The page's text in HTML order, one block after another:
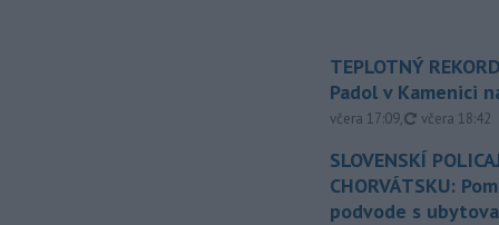
TEPLOTNÝ
Padol v Kamenici
včera 17:09, aktualizované
včera 18:42
SLOVENSKÍ
CHORVÁTSKU:
podvode s